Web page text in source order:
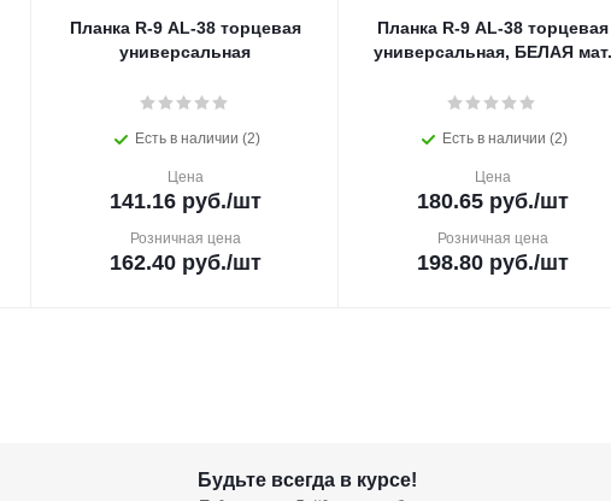
Планка R-9 AL-38 торцевая
универсальная
Есть в наличии (2)
Цена
141.16руб./шт
Розничная цена
162.40руб./шт
Планка R-9 AL-38 торцевая
универсальная, БЕЛАЯ мат.
Есть в наличии (2)
Цена
180.65руб./шт
Розничная цена
198.80руб./шт
Будьте всегда в курсе!